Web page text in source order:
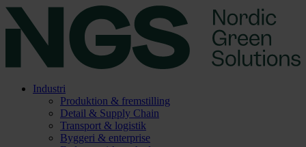
Industri
Produktion & fremstilling
Detail & Supply Chain
Transport & logistik
Byggeri & enterprise